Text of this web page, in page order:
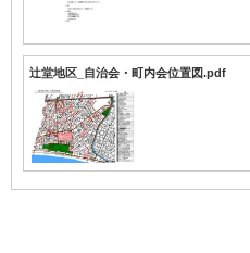
辻堂地区_自治会・町内会位置図.pdf